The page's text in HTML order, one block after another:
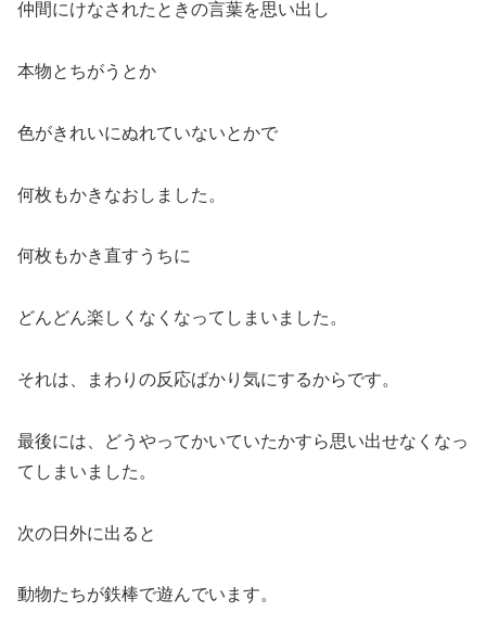
仲間にけなされたときの言葉を思い出し
本物とちがうとか
色がきれいにぬれていないとかで
何枚もかきなおしました。
何枚もかき直すうちに
どんどん楽しくなくなってしまいました。
それは、まわりの反応ばかり気にするからです。
最後には、どうやってかいていたかすら思い出せなくなっ
てしまいました。
次の日外に出ると
動物たちが鉄棒で遊んでいます。